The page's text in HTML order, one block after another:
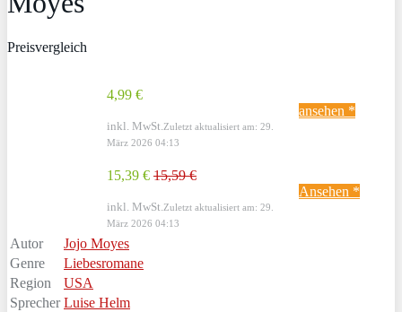
Preisvergleich
4,99 €
inkl. MwSt. Zuletzt aktualisiert am: 29.
März 2026 04:13
ansehen *
15,39 € 15,59 €
inkl. MwSt. Zuletzt aktualisiert am: 29.
März 2026 04:13
Ansehen *
Autor
Jojo Moyes
Genre
Liebesromane
Region
USA
Sprecher Luise Helm